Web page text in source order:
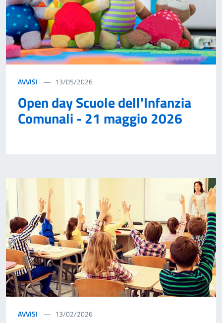
AVVISI 13/05/2026
Open day Scuole dell'Infanzia
Comunali - 21 maggio 2026
AVVISI 13/02/2026